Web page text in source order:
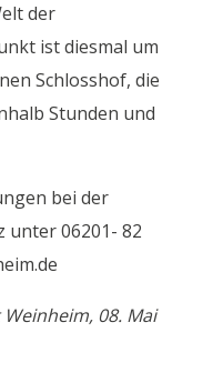
der
ist diesmal um
Schlosshof, die
Stunden und
bei der
06201- 82
08. Mai